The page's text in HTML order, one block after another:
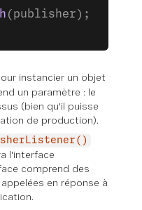
(publisher);
instancier un objet
un paramètre : le
(bien qu'il puisse
de production).
l'interface
comprend des
en réponse à